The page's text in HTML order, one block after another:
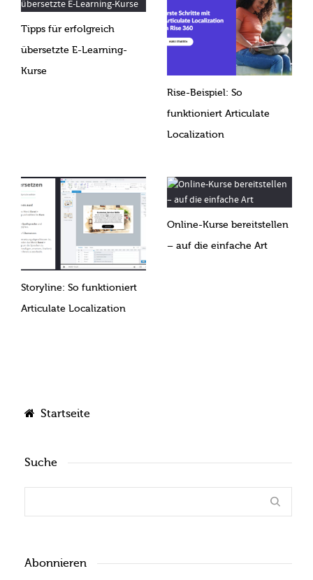
Tipps für erfolgreich
übersetzte E-Learning-
Kurse
Rise-Beispiel: So
funktioniert Articulate
Localization
Storyline: So funktioniert
Articulate Localization
Online-Kurse bereitstellen
– auf die einfache Art
Startseite
Suche
Abonnieren